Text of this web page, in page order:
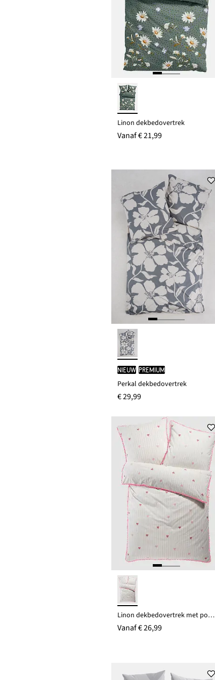
Linon dekbedovertrek
Vanaf€ 21,99
Nieuw PREMIUM
Perkal dekbedovertrek
€ 29,99
Linon dekbedovertrek met pompons
Vanaf€ 26,99